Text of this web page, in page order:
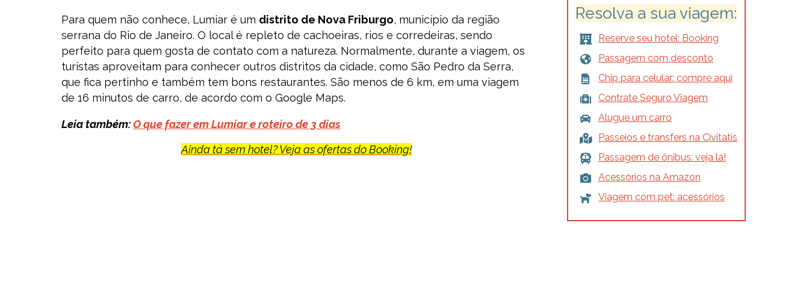
Para quem não conhece, Lumiar é um distrito de Nova Friburgo, município da região
serrana do Rio de Janeiro. O local é repleto de cachoeiras, rios e corredeiras, sendo
perfeito para quem gosta de contato com a natureza. Normalmente, durante a viagem, os
turistas aproveitam para conhecer outros distritos da cidade, como São Pedro da Serra,
que fica pertinho e também tem bons restaurantes. São menos de 6 km, em uma viagem
de 16 minutos de carro, de acordo com o Google Maps.
Leia também:O que fazer em Lumiar e roteiro de 3 dias
Ainda tá sem hotel? Veja as ofertas do Booking!
Resolva a sua viagem:
Reserve seu hotel: Booking
Passagem com desconto
Chip para celular: compre aqui
Contrate Seguro Viagem
Alugue um carro
Passeios e transfers na Civitatis
Passagem de ônibus: veja lá!
Acessórios na Amazon
Viagem com pet: acessórios